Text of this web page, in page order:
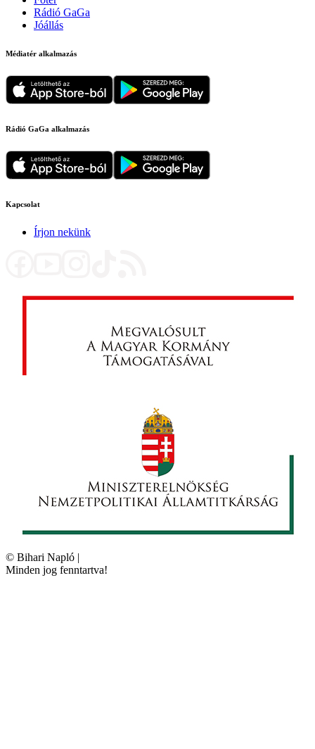
Rádió GaGa
Jóállás
Médiatér alkalmazás
Rádió GaGa alkalmazás
Kapcsolat
Írjon nekünk
© Bihari Napló |
Minden jog fenntartva!